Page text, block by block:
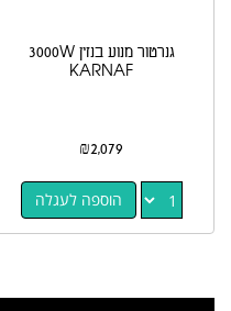
גנרטור מנוע בנזין 3000W
KARNAF
₪2,079
הוספה לעגלה